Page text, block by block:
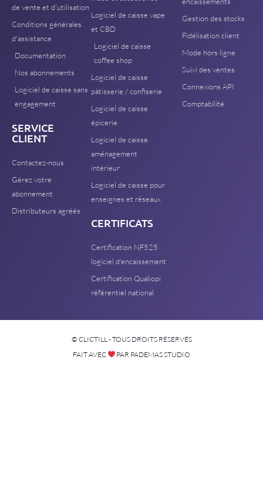
de vente et d'utilisation
Conditions générales
d'assistance
Documentation
Nos abonnements
Logiciel de caisse sans
engagement
SERVICE
CLIENT
Contactez-nous
Gérez votre
abonnement
Distributeurs agréés
Logiciel de caisse vape
et CBD
Logiciel de caisse
coffee shop
Logiciel de caisse
pâtisserie / confiserie
Logiciel de caisse
épicerie
Logiciel de caisse
aménagement
intérieur
Logiciel de caisse pour
enseignes et réseaux
CERTIFICATS
Certification NF525
logiciel d'encaissement
Certification Qualiopi
référentiel national
Gestion des stocks
Fidélisation client
Mode hors ligne
Suivi des ventes
Connexions API
Comptabilité
© CLICTILL - TOUS DROITS RÉSERVÉS
FAIT AVEC
PAR PADEMAS STUDIO